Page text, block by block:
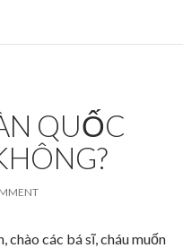
QUỐC
chào các bá sĩ, cháu muốn